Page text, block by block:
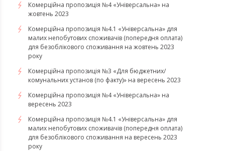
Комерційна пропозиція №4 «Універсальна» на
жовтень 2023
Комерційна пропозиція №4.1 «Універсальна» для
малих непобутових споживачів (попередня оплата)
для безоблікового споживання на жовтень 2023
року
Комерційна пропозиція №3 «Для бюджетних/
комунальних установ (по факту)» на вересень 2023
Комерційна пропозиція №4 «Універсальна» на
вересень 2023
Комерційна пропозиція №4.1 «Універсальна» для
малих непобутових споживачів (попередня оплата)
для безоблікового споживання на вересень 2023
року